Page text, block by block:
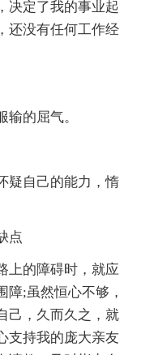
决定了我的事业起
还没有任何工作经
的屈气。
疑自己的能力，惰
点
上的障碍时，就应
障;虽然恒心不够，
己，久而久之，就
支持我的庞大亲友